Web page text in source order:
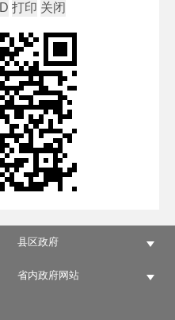
县区政府
省内政府网站